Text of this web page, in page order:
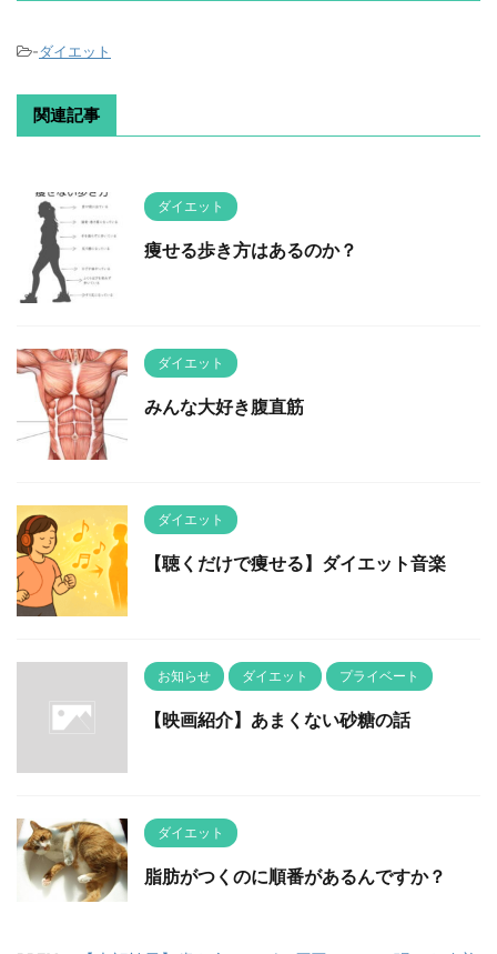
-ダイエット
関連記事
ダイエット
痩せる歩き方はあるのか？
ダイエット
みんな大好き腹直筋
ダイエット
【聴くだけで痩せる】ダイエット音楽
お知らせ ダイエット プライベート
【映画紹介】あまくない砂糖の話
ダイエット
脂肪がつくのに順番があるんですか？